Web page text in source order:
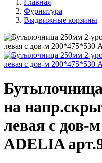
Главная
Фурнитура
Выдвижные корзины
на
левая с дов-
ADELIA